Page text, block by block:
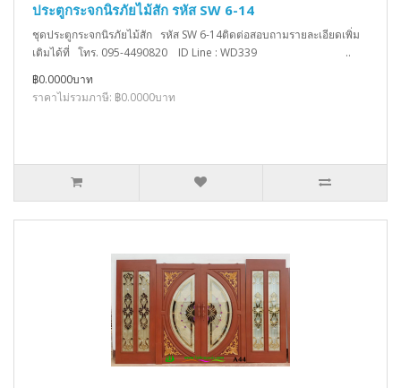
ประตูกระจกนิรภัยไม้สัก รหัส SW 6-14
ชุดประตูกระจกนิรภัยไม้สัก รหัส SW 6-14ติดต่อสอบถามรายละเอียดเพิ่ม
เติมได้ที่ โทร. 095-4490820 ID Line : WD339 ..
฿0.0000บาท
ราคาไม่รวมภาษี: ฿0.0000บาท